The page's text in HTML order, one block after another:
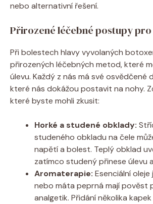
nebo alternativní řešení.
Přirozené léčebné postupy
Při bolestech hlavy vyvolaných
přirozených léčebných metod, které
úlevu. Každý z nás má své osvědčené
které nás dokážou postavit na nohy.
které byste mohli zkusit:
Horké a studené obklady:
studeného obkladu na čele
napětí a bolest. Teplý obklad
zatímco studený přinese úlevu
Aromaterapie: Esenciální oleje
nebo máta peprná mají pověst
analgetik. Přidání několika